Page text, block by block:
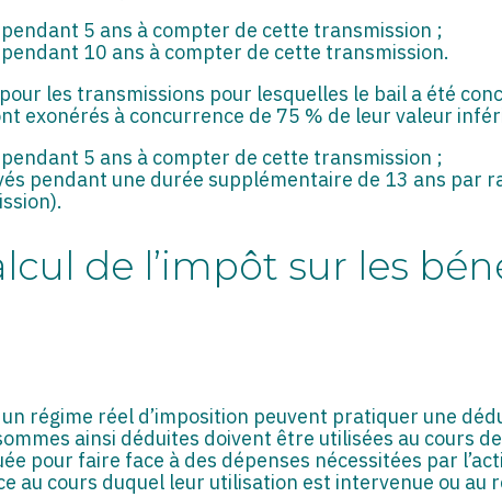
5 ans à compter de cette transmission ;
10 ans à compter de cette transmission.
les transmissions pour lesquelles le bail a été
exonérés à concurrence de 75 % de leur valeur
5 ans à compter de cette transmission ;
pendant une durée supplémentaire de 13 ans par
de l’impôt sur les
régime réel d’imposition peuvent pratiquer une
ainsi déduites doivent être utilisées au cours
pour faire face à des dépenses nécessitées par
au cours duquel leur utilisation est intervenue ou au